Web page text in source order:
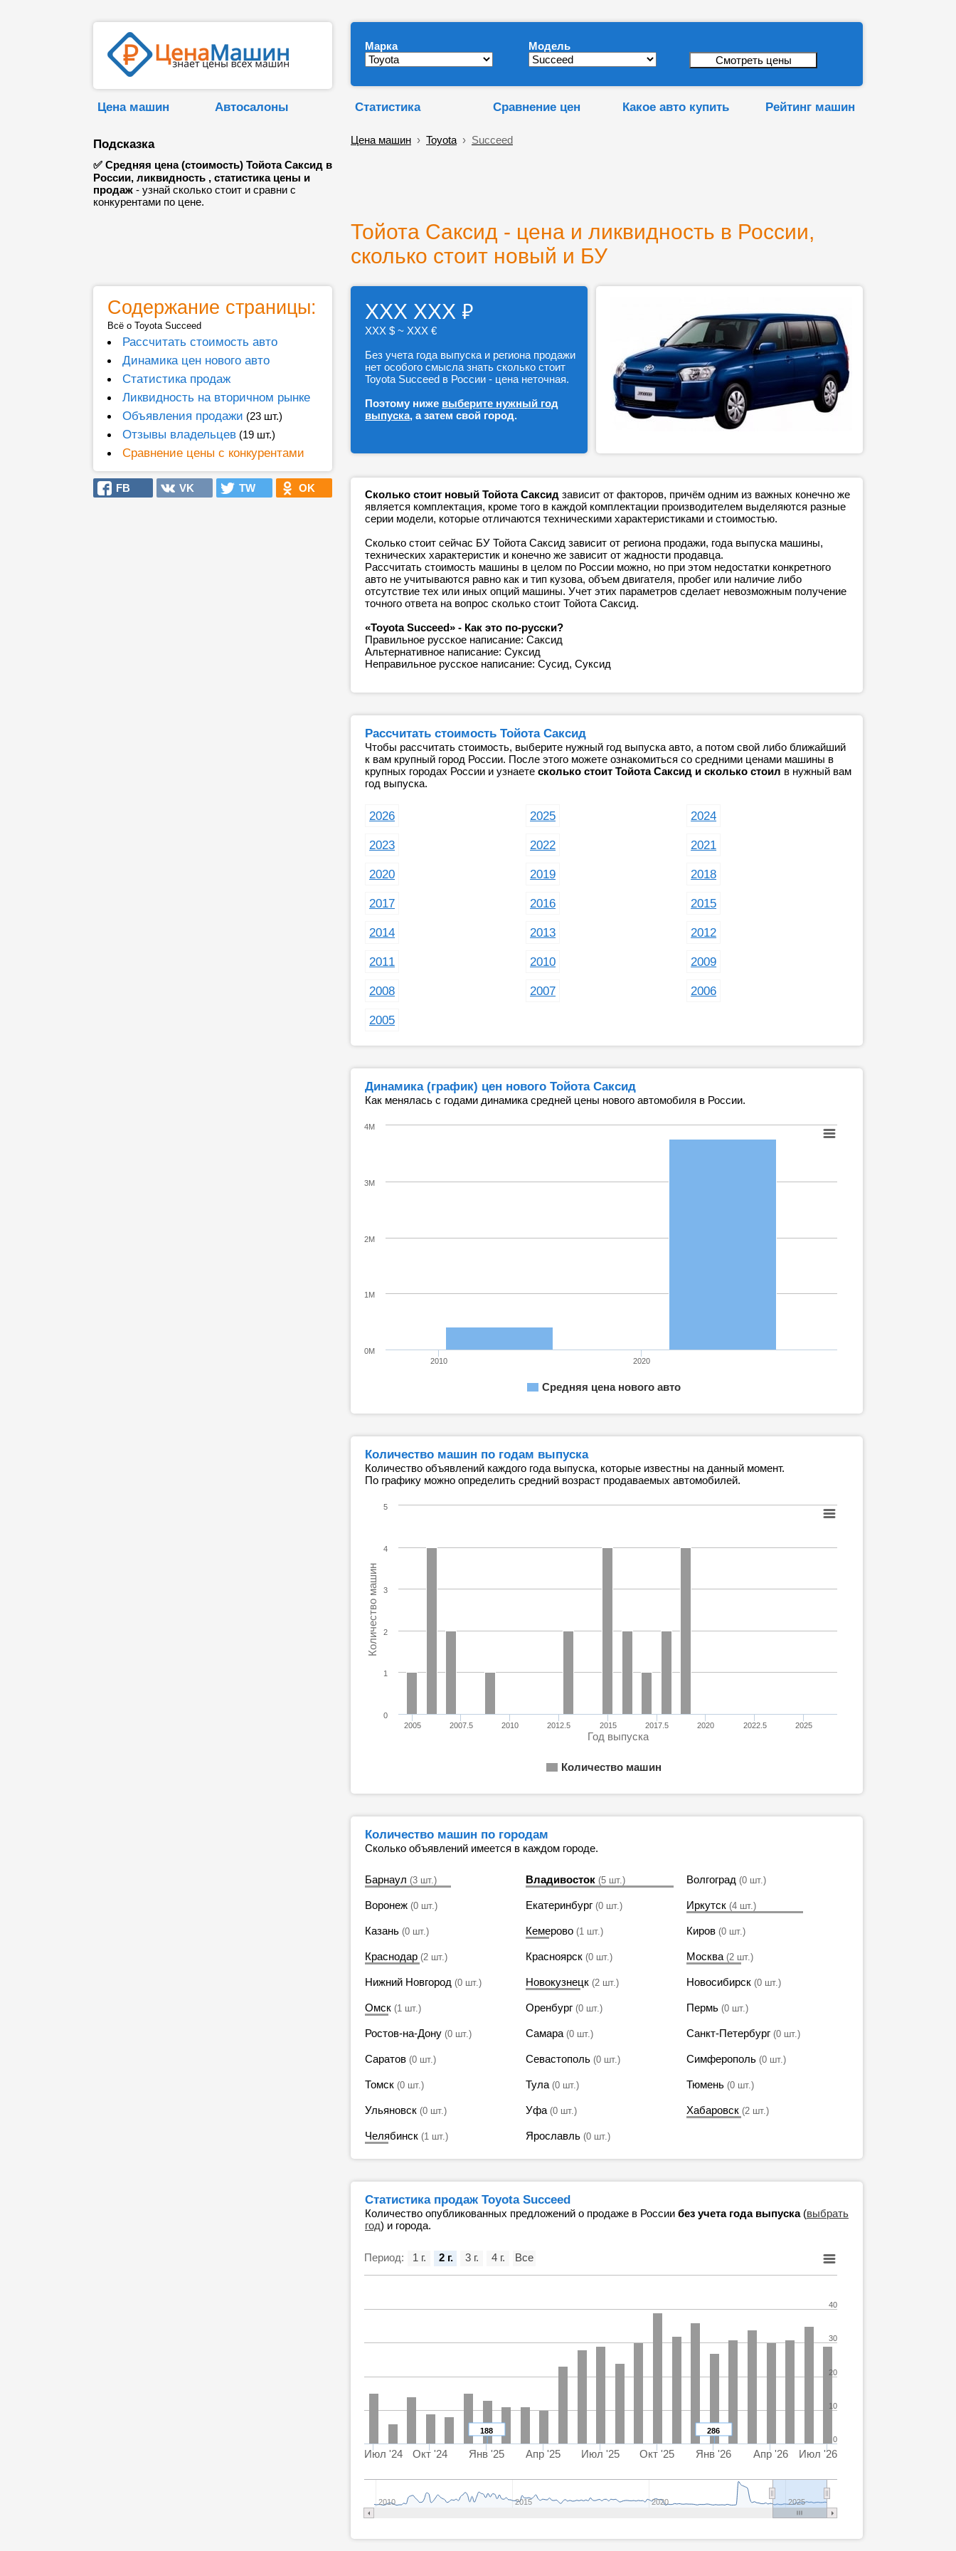
Марка Модель
Цена машин Автосалоны Статистика Сравнение цен Какое авто купить Рейтинг машин
Подсказка
✅ Средняя цена (стоимость) Тойота Саксид в
России, ликвидность , статистика цены и
продаж - узнай сколько стоит и сравни с
конкурентами по цене.
Цена машин › Toyota › Succeed
Тойота Саксид - цена и ликвидность в России,
сколько стоит новый и БУ
Содержание страницы:
Всё о Toyota Succeed
Рассчитать стоимость авто
Динамика цен нового авто
Статистика продаж
Ликвидность на вторичном рынке
Объявления продажи (23 шт.)
Отзывы владельцев (19 шт.)
Сравнение цены с конкурентами
FB VK TW OK
ХХХ ХХХ ₽
ХХХ $ ~ ХХХ €
Без учета года выпуска и региона продажи
нет особого смысла знать сколько стоит
Toyota Succeed в России - цена неточная.
Поэтому ниже выберите нужный год
выпуска, а затем свой город.
Сколько стоит новый Тойота Саксид зависит от факторов, причём одним из важных конечно же
является комплектация, кроме того в каждой комплектации производителем выделяются разные
серии модели, которые отличаются техническими характеристиками и стоимостью.
Сколько стоит сейчас БУ Тойота Саксид зависит от региона продажи, года выпуска машины,
технических характеристик и конечно же зависит от жадности продавца.
Рассчитать стоимость машины в целом по России можно, но при этом недостатки конкретного
авто не учитываются равно как и тип кузова, объем двигателя, пробег или наличие либо
отсутствие тех или иных опций машины. Учет этих параметров сделает невозможным получение
точного ответа на вопрос сколько стоит Тойота Саксид.
«Toyota Succeed» - Как это по-русски?
Правильное русское написание: Саксид
Альтернативное написание: Суксид
Неправильное русское написание: Сусид, Суксид
Рассчитать стоимость Тойота Саксид
Чтобы рассчитать стоимость, выберите нужный год выпуска авто, а потом свой либо ближайший
к вам крупный город России. После этого можете ознакомиться со средними ценами машины в
крупных городах России и узнаете сколько стоит Тойота Саксид и сколько стоил в нужный вам
год выпуска.
2026 2025 2024
2023 2022 2021
2020 2019 2018
2017 2016 2015
2014 2013 2012
2011 2010 2009
2008 2007 2006
2005
Динамика (график) цен нового Тойота Саксид
Как менялась с годами динамика средней цены нового автомобиля в России.
Средняя цена нового авто
2010 2020
0M
1M
2M
3M
4M
Количество машин по годам выпуска
Количество объявлений каждого года выпуска, которые известны на данный момент.
По графику можно определить средний возраст продаваемых автомобилей.
Год выпуска
Количество машин
Количество машин
2005 2007.5 2010 2012.5 2015 2017.5 2020 2022.5 2025
0
1
2
3
4
5
Количество машин по городам
Сколько объявлений имеется в каждом городе.
Барнаул (3 шт.) Владивосток (5 шт.) Волгоград (0 шт.)
Воронеж (0 шт.) Екатеринбург (0 шт.) Иркутск (4 шт.)
Казань (0 шт.) Кемерово (1 шт.) Киров (0 шт.)
Краснодар (2 шт.) Красноярск (0 шт.) Москва (2 шт.)
Нижний Новгород (0 шт.) Новокузнецк (2 шт.) Новосибирск (0 шт.)
Омск (1 шт.) Оренбург (0 шт.) Пермь (0 шт.)
Ростов-на-Дону (0 шт.) Самара (0 шт.) Санкт-Петербург (0 шт.)
Саратов (0 шт.) Севастополь (0 шт.) Симферополь (0 шт.)
Томск (0 шт.) Тула (0 шт.) Тюмень (0 шт.)
Ульяновск (0 шт.) Уфа (0 шт.) Хабаровск (2 шт.)
Челябинск (1 шт.) Ярославль (0 шт.)
Статистика продаж Toyota Succeed
Количество опубликованных предложений о продаже в России без учета года выпуска(выбрать
год) и города.
Период:
286
188
Июл '24 Окт '24 Янв '25 Апр '25 Июл '25 Окт '25 Янв '26 Апр '26 Июл '26
2010 2015 2020 2025
0
10
20
30
40
1 г. 2 г. 3 г. 4 г. Все